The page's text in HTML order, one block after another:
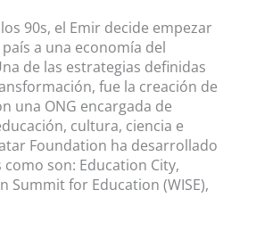
90s, el Emir decide empezar
a una economía del
de las estrategias definidas
fue la creación de
una ONG encargada de
cultura, ciencia e
Foundation ha desarrollado
son: Education City,
Summit for Education (WISE),